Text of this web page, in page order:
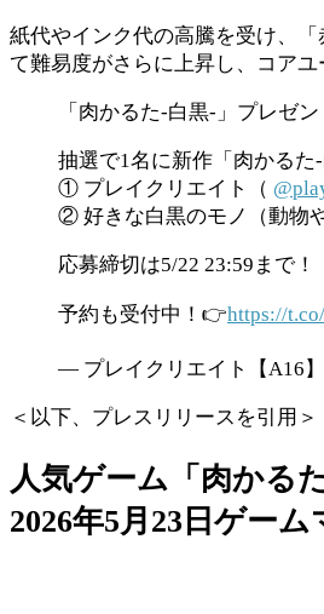
紙代やインク代の高騰を受け、
て難易度がさらに上昇し、コア
「肉かるた-白黒-」プレゼ
抽選で1名に新作「肉かる
① プレイクリエイト（
② 好きな白黒のモノ（動物
応募締切は5/22 23:59まで！
予約も受付中！👉https://
— プレイクリエイト【A16
＜以下、プレスリリースを引用＞
人気ゲーム「肉かる
2026年5月23日ゲー